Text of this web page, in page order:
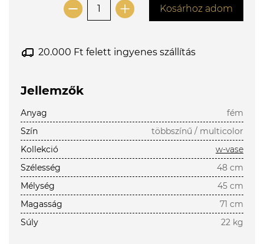
Kosárhoz adom
20.000 Ft felett ingyenes szállítás
Jellemzők
Anyag
fém
Szín
többszínű / multicolor
Kollekció
w-vase
Szélesség
48 cm
Mélység
45 cm
Magasság
71 cm
Súly
22 kg